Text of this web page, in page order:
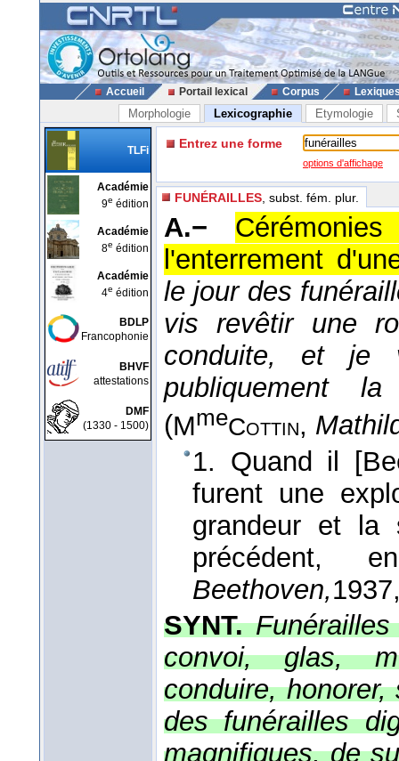
Accueil Portail lexical Corpus
Morphologie Lexicographie Etymologie
TLFi
Académie
9e édition
Académie
8e édition
Académie
4e édition
BDLP
Francophonie
BHVF
attestations
DMF
(1330 - 1500)
Entrez une forme
options d'affichage
FUNÉRAILLES , subst. fém. plur.
A.−
l'enterrement
le jour des
vis revêtir une
conduite, et je
publiquement
(MmeCottin,
1. Quand il
furent une
grandeur et la
précédent,
Beethoven,1937
SYNT.
convoi, glas,
conduire,
des funérailles
magnifiques, de